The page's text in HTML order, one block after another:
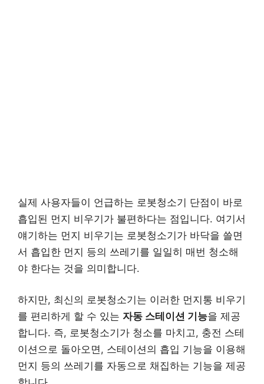
실제 사용자들이 언급하는 로봇청소기 단점이 바로
흡입된 먼지 비우기가 불편하다는 점입니다. 여기서
얘기하는 먼지 비우기는 로봇청소기가 바닥을 쓸면
서 흡입한 먼지 등의 쓰레기를 일일히 매번 청소해
야 한다는 것을 의미합니다.
하지만, 최신의 로봇청소기는 이러한 먼지통 비우기
를 편리하게 할 수 있는 자동 스테이션 기능을 제공
합니다. 즉, 로봇청소기가 청소를 마치고, 충전 스테
이션으로 돌아오면, 스테이션의 흡입 기능을 이용해
먼지 등의 쓰레기를 자동으로 채집하는 기능을 제공